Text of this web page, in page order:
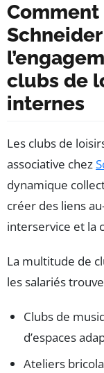
Comment
clubs de
internes
Les clubs de
associative chez
dynamique
créer des liens
interservice et la
La multitude de
les salariés
Clubs de
d’espaces
Ateliers